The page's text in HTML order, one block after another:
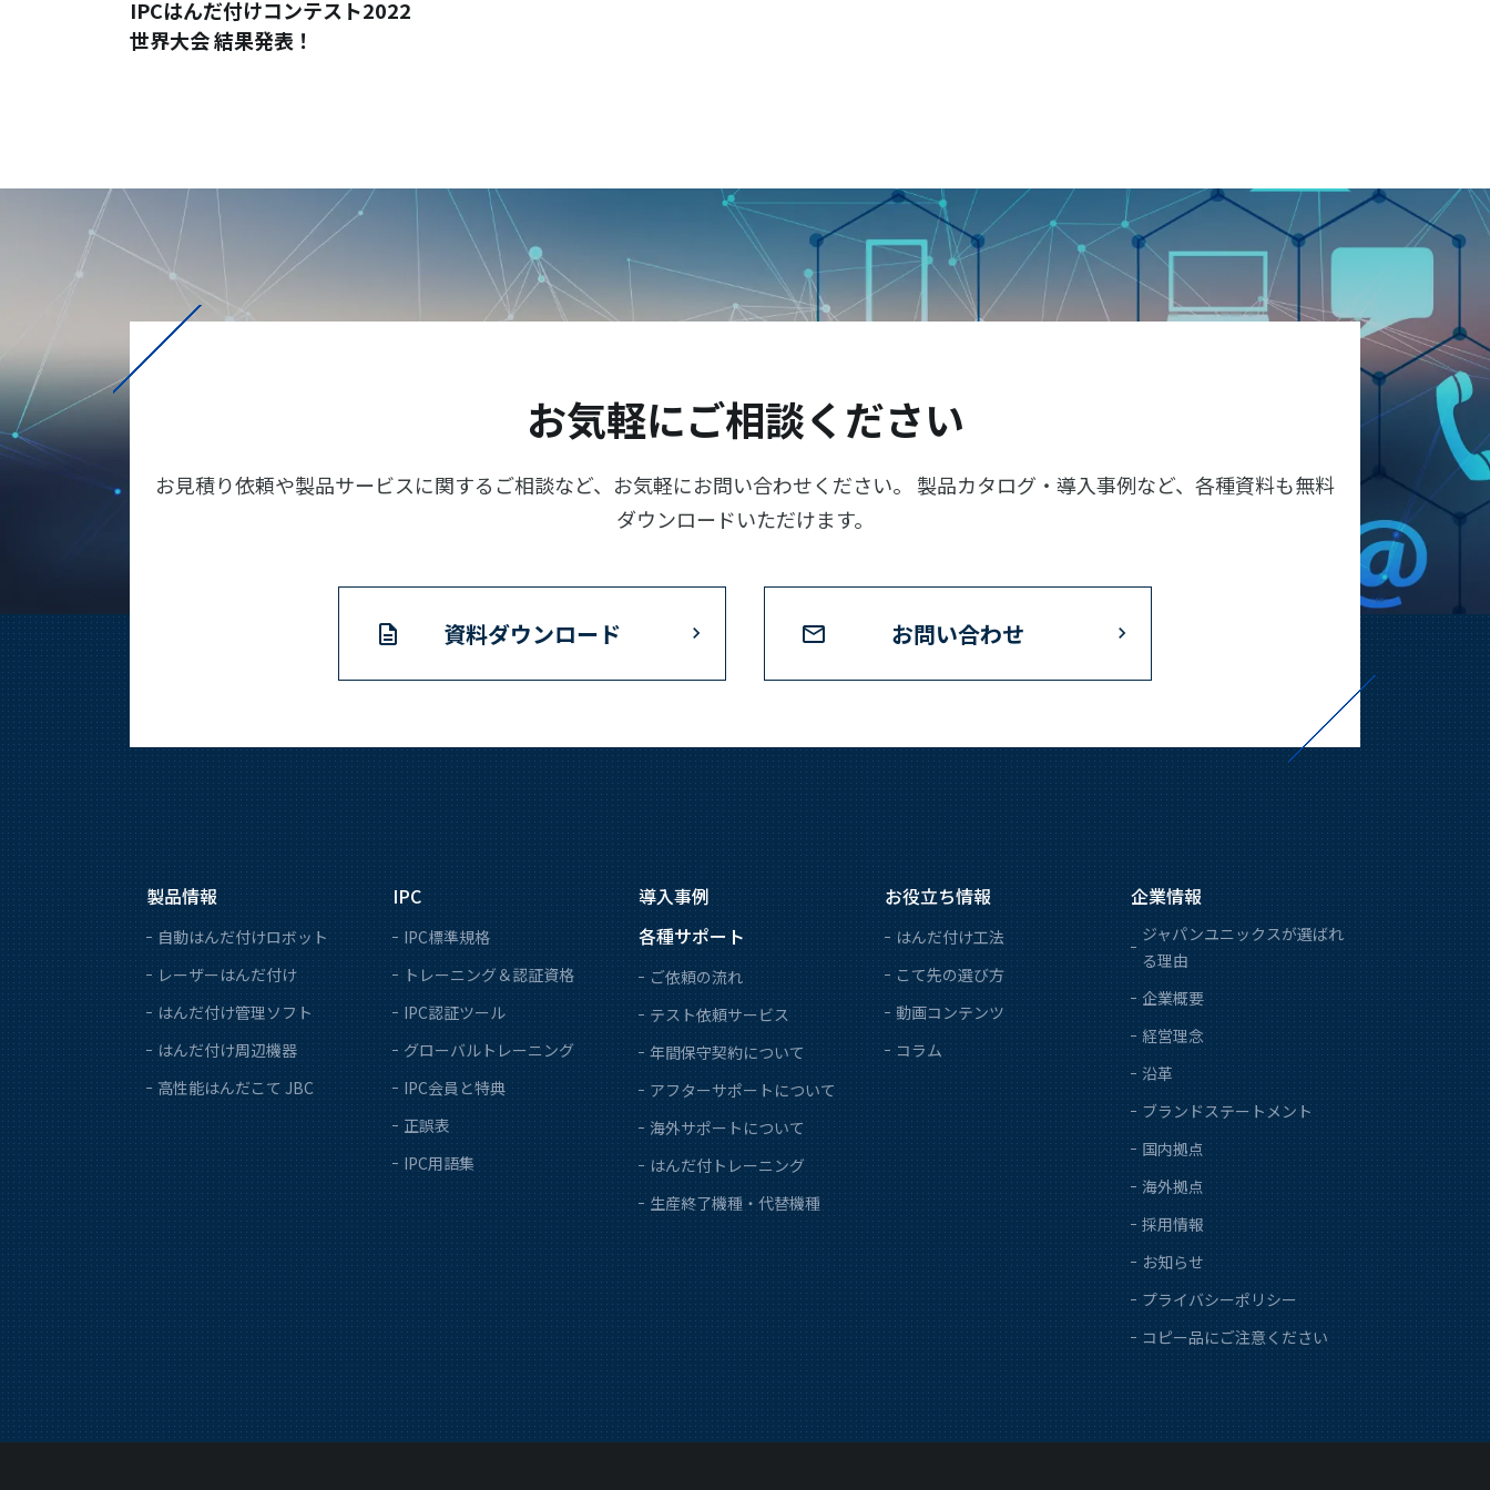
IPCはんだ付けコンテスト2022
世界大会 結果発表！
お気軽にご相談ください
お見積り依頼や製品サービスに関するご相談など、お気軽にお問い合わせください。 製品カタログ・導入事例など、各種資料も無料
ダウンロードいただけます。
資料ダウンロード お問い合わせ
製品情報
自動はんだ付けロボット
レーザーはんだ付け
はんだ付け管理ソフト
はんだ付け周辺機器
高性能はんだこて JBC
IPC
IPC標準規格
トレーニング＆認証資格
IPC認証ツール
グローバルトレーニング
IPC会員と特典
正誤表
IPC用語集
導入事例
各種サポート
ご依頼の流れ
テスト依頼サービス
年間保守契約について
アフターサポートについて
海外サポートについて
はんだ付トレーニング
生産終了機種・代替機種
お役立ち情報
はんだ付け工法
こて先の選び方
動画コンテンツ
コラム
企業情報
ジャパンユニックスが選ばれ
る理由
企業概要
経営理念
沿革
ブランドステートメント
国内拠点
海外拠点
採用情報
お知らせ
プライバシーポリシー
コピー品にご注意ください